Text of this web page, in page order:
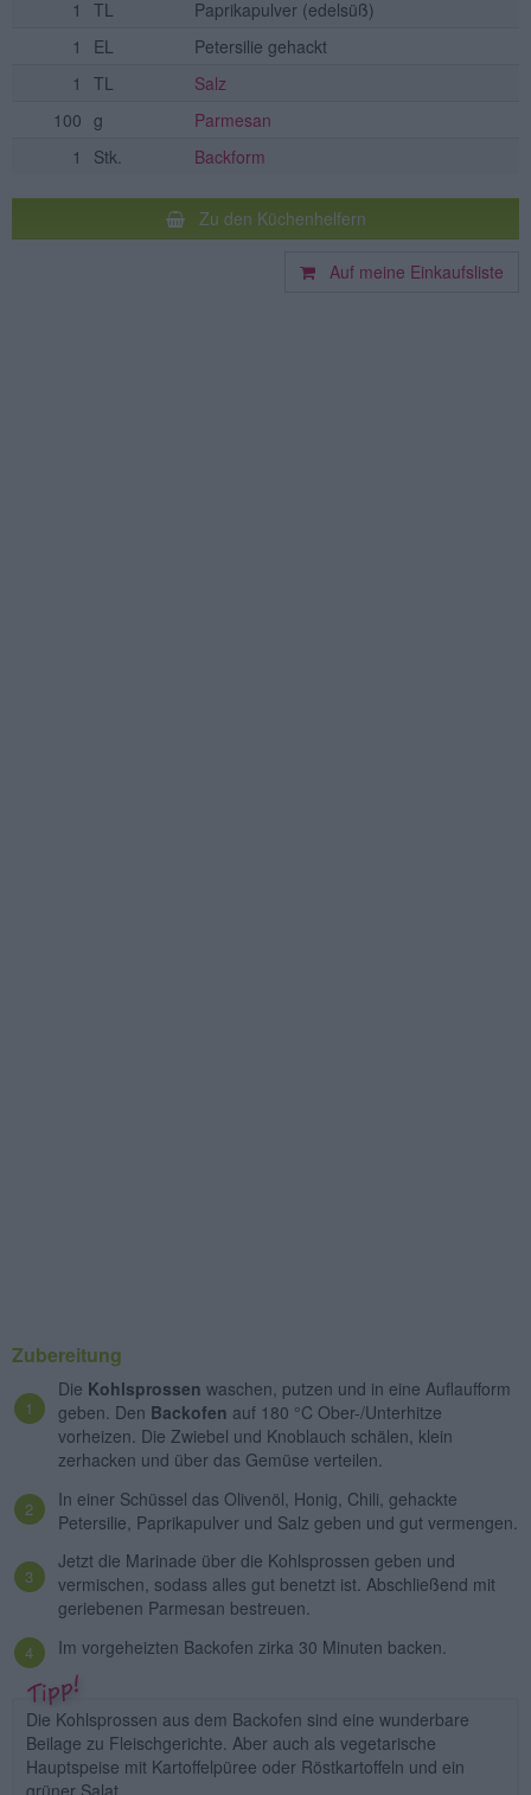
1
TL Paprikapulver (edelsüß)
1
EL
Petersilie gehackt
1
TL
Salz
100 g
Parmesan
1
Stk. Backform
Zu den Küchenhelfern
Auf meine Einkaufsliste
Zubereitung
Die Kohlsprossen waschen, putzen und in eine Auflaufform
geben. Den Backofen auf 180 °C Ober-/Unterhitze
vorheizen. Die Zwiebel und Knoblauch schälen, klein
zerhacken und über das Gemüse verteilen.
In einer Schüssel das Olivenöl, Honig, Chili, gehackte
Petersilie, Paprikapulver und Salz geben und gut vermengen.
Jetzt die Marinade über die Kohlsprossen geben und
vermischen, sodass alles gut benetzt ist. Abschließend mit
geriebenen Parmesan bestreuen.
Im vorgeheizten Backofen zirka 30 Minuten backen.
Die Kohlsprossen aus dem Backofen sind eine wunderbare
Beilage zu Fleischgerichte. Aber auch als vegetarische
Hauptspeise mit Kartoffelpüree oder Röstkartoffeln und ein
grüner Salat.